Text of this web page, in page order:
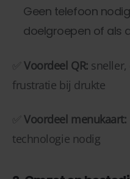
Geen telefoon
doelgroepen of als
✅Voordeel QR:
frustratie bij drukte
✅Voordeel menukaart:
technologie nodig